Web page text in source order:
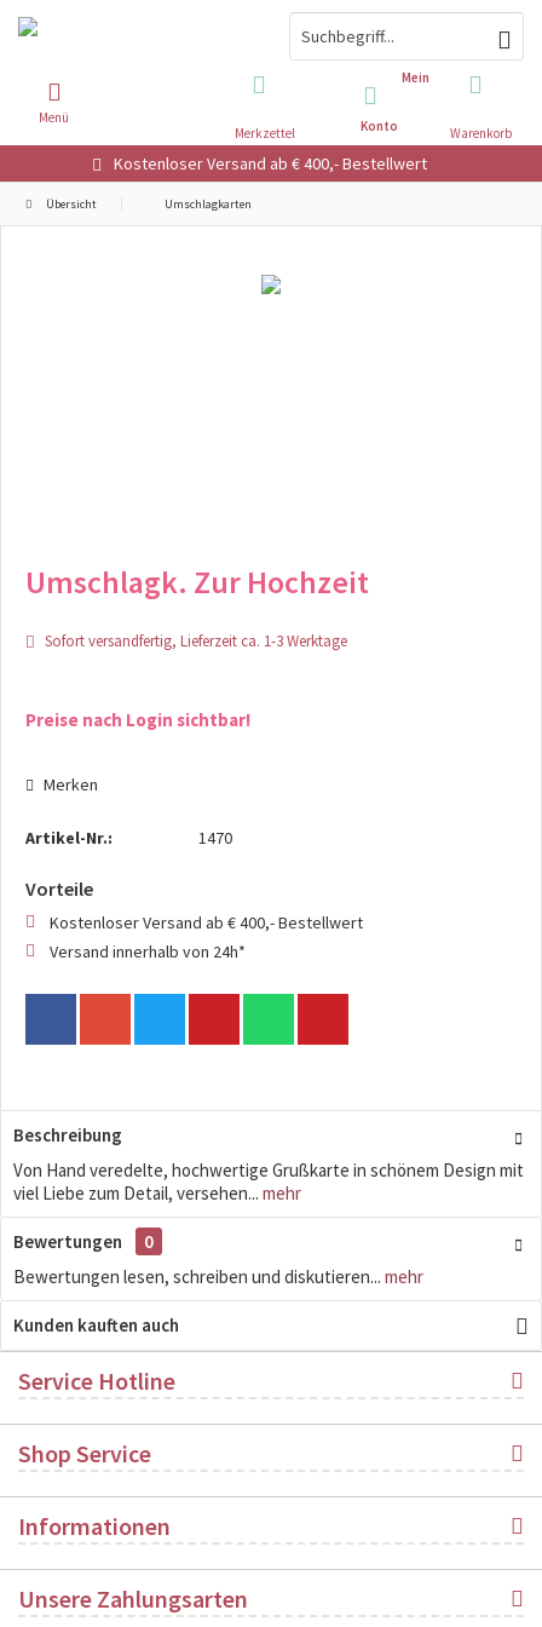
Kostenloser Versand ab € 400,- Bestellwert
Warenkorb
Merkzettel
Mein
Konto
Menü
Übersicht Umschlagkarten
Umschlagk. Zur Hochzeit
Sofort versandfertig, Lieferzeit ca. 1-3 Werktage
Preise nach Login sichtbar!
Merken
Artikel-Nr.: 1470
Vorteile
Kostenloser Versand ab € 400,- Bestellwert
Versand innerhalb von 24h*
Beschreibung
Von Hand veredelte, hochwertige Grußkarte in schönem Design mit
viel Liebe zum Detail, versehen... mehr
Bewertungen
0
Bewertungen lesen, schreiben und diskutieren... mehr
Kunden kauften auch
Service Hotline
Shop Service
Informationen
Unsere Zahlungsarten